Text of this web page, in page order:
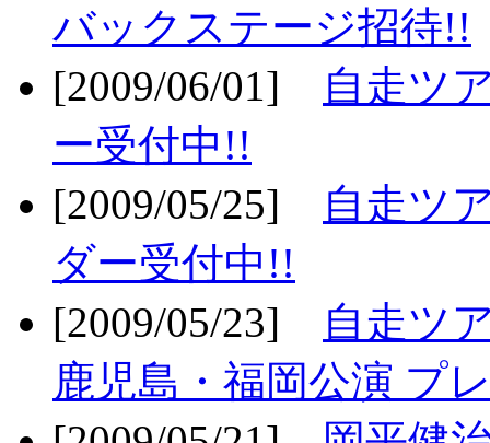
バックステージ招待!!
[2009/06/01]
自走ツ
ー受付中!!
[2009/05/25]
自走ツ
ダー受付中!!
[2009/05/23]
自走ツ
鹿児島・福岡公演 プ